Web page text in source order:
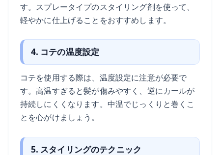
す。スプレータイプのスタイリング剤を使って、
軽やかに仕上げることをおすすめします。
4. コテの温度設定
コテを使用する際は、温度設定に注意が必要で
す。高温すぎると髪が傷みやすく、逆にカールが
持続しにくくなります。中温でじっくりと巻くこ
とを心がけましょう。
5. スタイリングのテクニック